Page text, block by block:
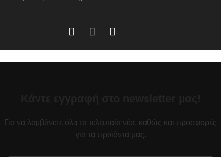
Για να λαμβάνετε όλα τα τελευταία νέα, καθώς και προσφορές
για τα προϊόντα μας.